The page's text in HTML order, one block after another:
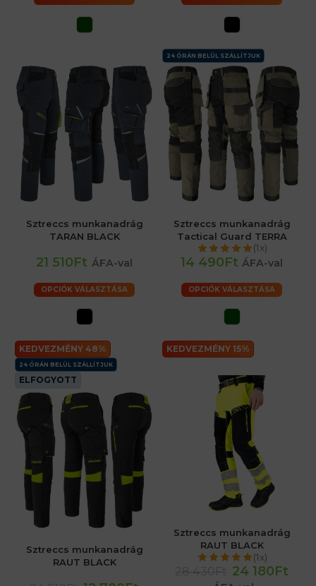
Sztreccs munkanadrág
TARAN BLACK
21 510Ft ÁFA-val
OPCIÓK VÁLASZTÁSA
24 ÓRÁN BELÜL SZÁLLÍTJUK
Sztreccs munkanadrág
Tactical Guard TERRA
(1x)
14 490Ft ÁFA-val
OPCIÓK VÁLASZTÁSA
KEDVEZMÉNY 48%
24 ÓRÁN BELÜL SZÁLLÍTJUK
ELFOGYOTT
Sztreccs munkanadrág
RAUT BLACK
KEDVEZMÉNY 15%
Sztreccs munkanadrág
RAUT BLACK
(1x)
24 180Ft